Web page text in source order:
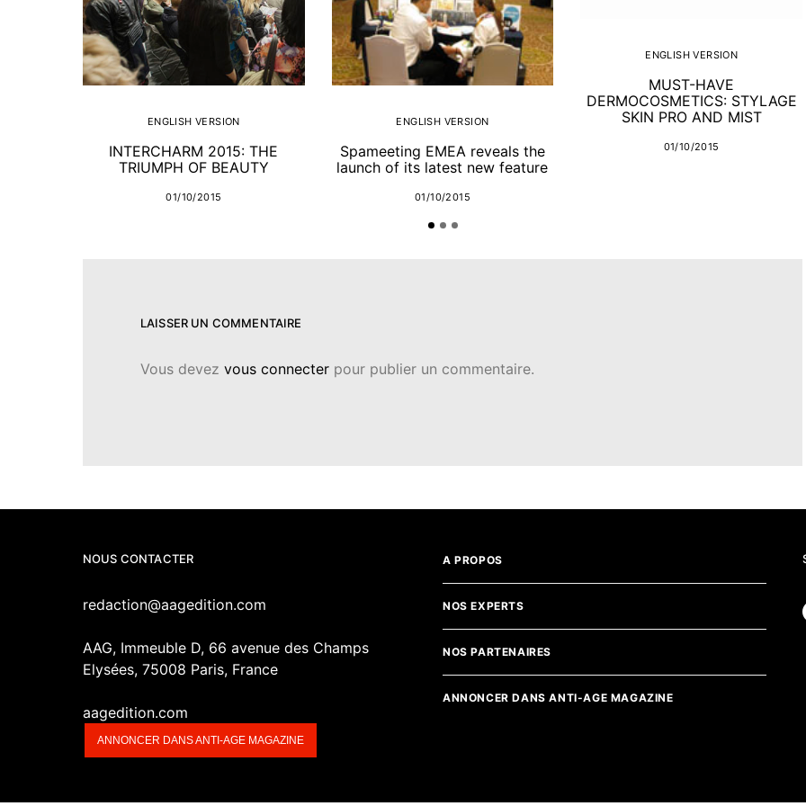
ENGLISH VERSION
INTERCHARM 2015: THE
TRIUMPH OF BEAUTY
01/10/2015
ENGLISH VERSION
Spameeting EMEA reveals the
launch of its latest new feature
01/10/2015
ENGLISH VERSION
MUST-HAVE
DERMOCOSMETICS: STYLAGE
SKIN PRO AND MIST
01/10/2015
LAISSER UN COMMENTAIRE
Vous devez vous connecter pour publier un commentaire.
NOUS CONTACTER
redaction@aagedition.com
AAG, Immeuble D, 66 avenue des Champs
Elysées, 75008 Paris, France
aagedition.com
ANNONCER DANS ANTI-AGE MAGAZINE
A PROPOS
NOS EXPERTS
NOS PARTENAIRES
ANNONCER DANS ANTI-AGE MAGAZINE